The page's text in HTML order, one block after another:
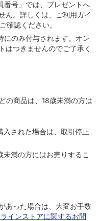
番号」では、プレゼントへ
ん。詳しくは、ご利⽤ガイ
確認ください。
のみ付与されます。オン
はつきませんのでご了承く
の商品は、18歳未満の方は
された場合は、取引停止
満の方にはお売りするこ
あった場合は、大変お手数
ラインストアに関するお問